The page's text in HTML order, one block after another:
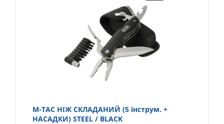
M-TAC НІЖ СКЛАДАНИЙ (5 інструм. +
НАСАДКИ) STEEL / BLACK